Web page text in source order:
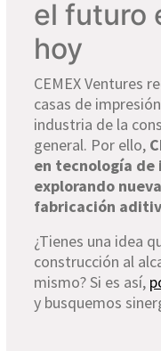
el futuro
hoy
CEMEX Ventures
casas de
industria de la
general. Por ello,
en tecnología de
explorando
fabricación
¿Tienes una idea
construcción al
mismo? Si es así,
y busquemos